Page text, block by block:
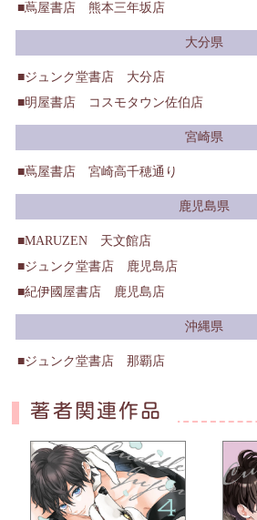
蔦屋書店 熊本三年坂店
大分県
ジュンク堂書店 大分店
明屋書店 コスモタウン佐伯店
宮崎県
蔦屋書店 宮崎高千穂通り
鹿児島県
MARUZEN 天文館店
ジュンク堂書店 鹿児島店
紀伊國屋書店 鹿児島店
沖縄県
ジュンク堂書店 那覇店
著者関連作品